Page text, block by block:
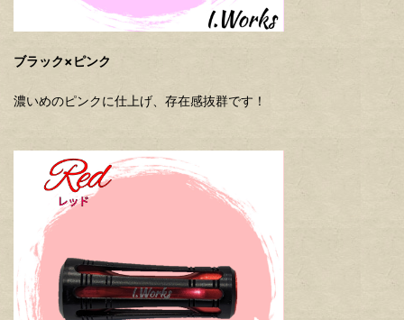
ブラック×ピンク
濃いめのピンクに仕上げ、存在感抜群です！